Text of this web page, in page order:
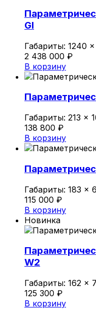
GI
Габариты: 1240
2 438 000 ₽
В корзину
Габариты: 213 ×
138 800 ₽
В корзину
Габариты: 183 ×
115 000 ₽
В корзину
Новинка
W2
Габариты: 162 ×
125 300 ₽
В корзину